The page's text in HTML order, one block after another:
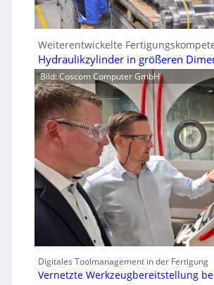
Weiterentwickelte
Hydraulikzylinder in größeren
Bild: Coscom Computer GmbH
Digitales Toolmanagement in der Fertigung
Vernetzte Werkzeugbereitstellung